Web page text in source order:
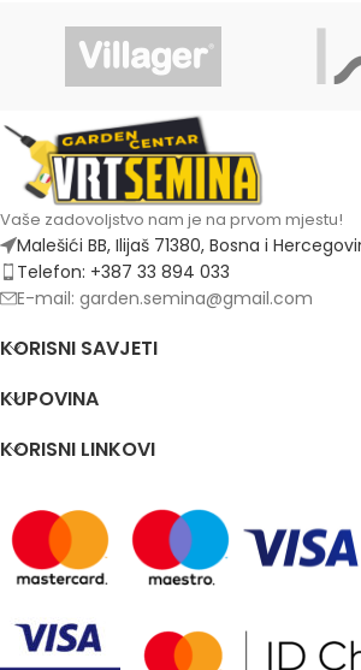
Vaše zadovoljstvo nam je na prvom mjestu!
Malešići BB, Ilijaš 71380, Bosna i
Telefon: +387 33 894 033
E-mail: garden.semina@gmail.com
KORISNI SAVJETI
KUPOVINA
KORISNI LINKOVI